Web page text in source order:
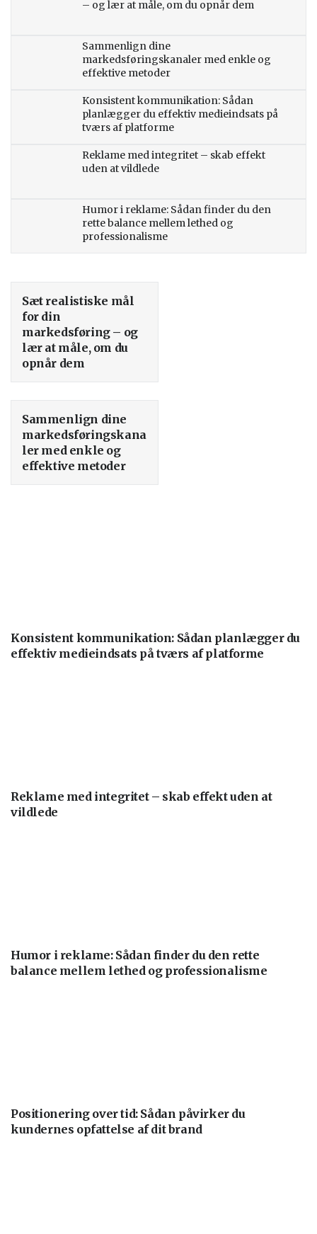
– og lær at måle, om du opnår dem
Sammenlign dine
markedsføringskanaler med enkle og
effektive metoder
Konsistent kommunikation: Sådan
planlægger du effektiv medieindsats på
tværs af platforme
Reklame med integritet – skab effekt
uden at vildlede
Humor i reklame: Sådan finder du den
rette balance mellem lethed og
professionalisme
Sæt realistiske mål
for din
markedsføring – og
lær at måle, om du
opnår dem
Sammenlign dine
markedsføringskana
ler med enkle og
effektive metoder
Konsistent kommunikation: Sådan planlægger du
effektiv medieindsats på tværs af platforme
Reklame med integritet – skab effekt uden at
vildlede
Humor i reklame: Sådan finder du den rette
balance mellem lethed og professionalisme
Positionering over tid: Sådan påvirker du
kundernes opfattelse af dit brand